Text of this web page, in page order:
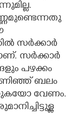
സർക്കാർ
സർക്കാർ
പഴക്കം
ബലം
വേണം.